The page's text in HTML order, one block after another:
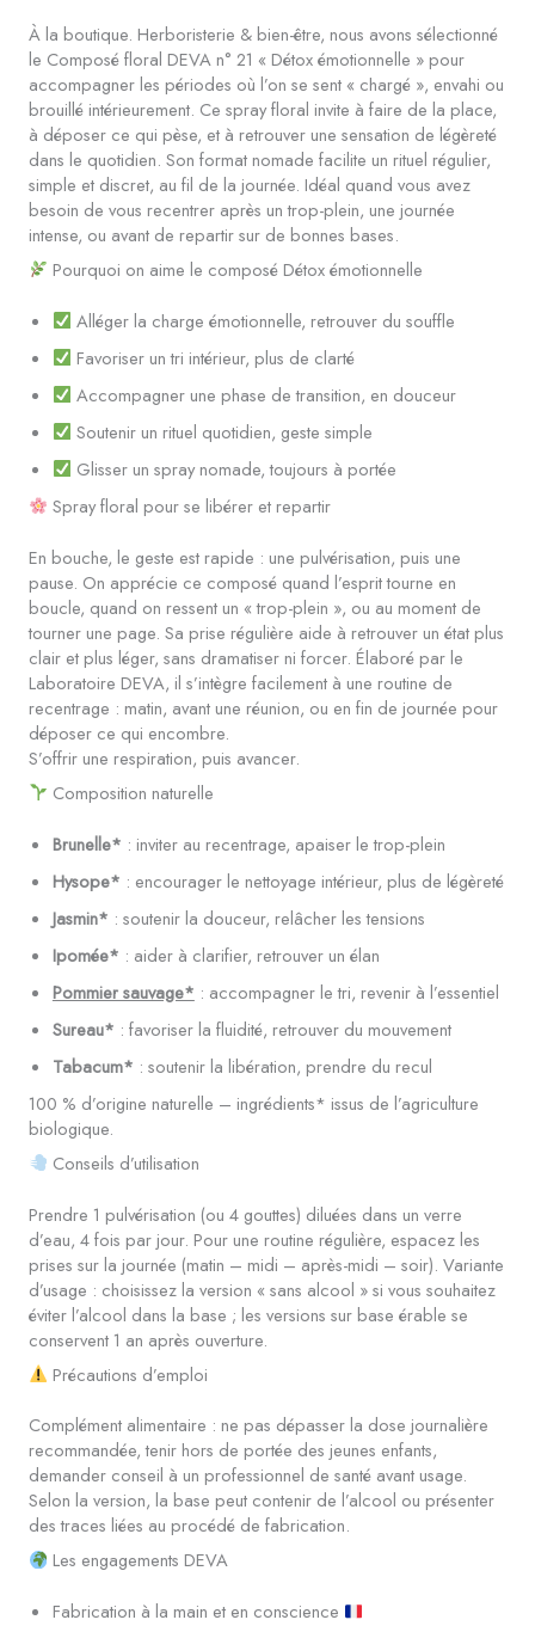
À la boutique. Herboristerie & bien-être, nous avons sélectionné
le Composé floral DEVA n° 21 « Détox émotionnelle » pour
accompagner les périodes où l’on se sent « chargé », envahi ou
brouillé intérieurement. Ce spray floral invite à faire de la place,
à déposer ce qui pèse, et à retrouver une sensation de légèreté
dans le quotidien. Son format nomade facilite un rituel régulier,
simple et discret, au fil de la journée. Idéal quand vous avez
besoin de vous recentrer après un trop-plein, une journée
intense, ou avant de repartir sur de bonnes bases.
Pourquoi on aime le composé Détox émotionnelle
Alléger la charge émotionnelle, retrouver du souffle
Favoriser un tri intérieur, plus de clarté
Accompagner une phase de transition, en douceur
Soutenir un rituel quotidien, geste simple
Glisser un spray nomade, toujours à portée
Spray floral pour se libérer et repartir
En bouche, le geste est rapide : une pulvérisation, puis une
pause. On apprécie ce composé quand l’esprit tourne en
boucle, quand on ressent un « trop-plein », ou au moment de
tourner une page. Sa prise régulière aide à retrouver un état plus
clair et plus léger, sans dramatiser ni forcer. Élaboré par le
Laboratoire DEVA, il s’intègre facilement à une routine de
recentrage : matin, avant une réunion, ou en fin de journée pour
déposer ce qui encombre.
S’offrir une respiration, puis avancer.
Composition naturelle
Brunelle* : inviter au recentrage, apaiser le trop-plein
Hysope* : encourager le nettoyage intérieur, plus de légèreté
Jasmin* : soutenir la douceur, relâcher les tensions
Ipomée* : aider à clarifier, retrouver un élan
Pommier sauvage* : accompagner le tri, revenir à l’essentiel
Sureau* : favoriser la fluidité, retrouver du mouvement
Tabacum* : soutenir la libération, prendre du recul
100 % d’origine naturelle – ingrédients* issus de l’agriculture
biologique.
Conseils d’utilisation
Prendre 1 pulvérisation (ou 4 gouttes) diluées dans un verre
d’eau, 4 fois par jour. Pour une routine régulière, espacez les
prises sur la journée (matin – midi – après-midi – soir). Variante
d’usage : choisissez la version « sans alcool » si vous souhaitez
éviter l’alcool dans la base ; les versions sur base érable se
conservent 1 an après ouverture.
Précautions d’emploi
Complément alimentaire : ne pas dépasser la dose journalière
recommandée, tenir hors de portée des jeunes enfants,
demander conseil à un professionnel de santé avant usage.
Selon la version, la base peut contenir de l’alcool ou présenter
des traces liées au procédé de fabrication.
Les engagements DEVA
Fabrication à la main et en conscience